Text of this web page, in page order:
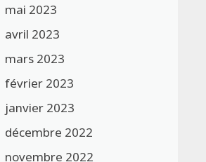
mai 2023
avril 2023
mars 2023
février 2023
janvier 2023
décembre 2022
novembre 2022